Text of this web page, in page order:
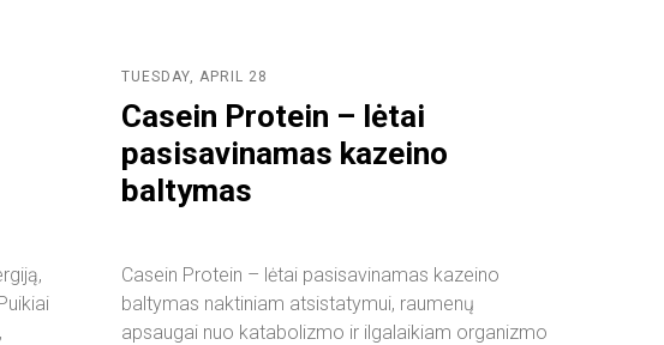
TUESDAY, APRIL 28
Casein Protein – lėtai
pasisavinamas kazeino
baltymas
Casein Protein – lėtai pasisavinamas kazeino
baltymas naktiniam atsistatymui, raumenų
apsaugai nuo katabolizmo ir ilgalaikiam organizmo